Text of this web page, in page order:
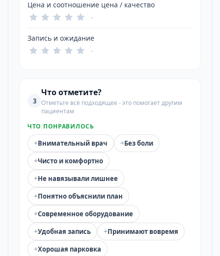
Цена и соотношение цена / качество
-
Запись и ожидание
-
3
Что отметите?
Отметьте всё подходящее - это помогает другим
пациентам
ЧТО ПОНРАВИЛОСЬ
+Внимательный врач +Без боли
+Чисто и комфортно
+Не навязывали лишнее
+Понятно объяснили план
+Современное оборудование
+Удобная запись +Принимают вовремя
+Хорошая парковка